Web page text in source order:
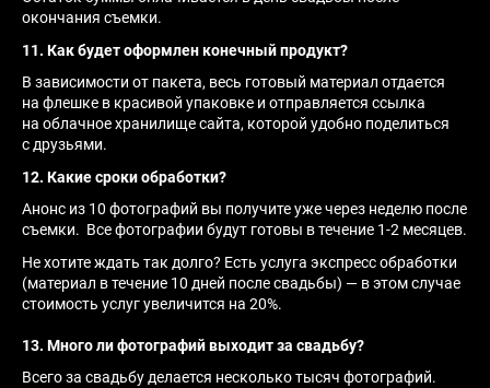
окончания съемки.
11. Как будет оформлен конечный продукт?
В зависимости от пакета, весь готовый материал отдается
на флешке в красивой упаковке и отправляется ссылка
на облачное хранилище сайта, которой удобно поделиться
с друзьями.
12. Какие сроки обработки?
Анонс из 10 фотографий вы получите уже через неделю после
съемки. Все фотографии будут готовы в течение 1-2 месяцев.
Не хотите ждать так долго? Есть услуга экспресс обработки
(материал в течение 10 дней после свадьбы) — в этом случае
стоимость услуг увеличится на 20%.
13. Много ли фотографий выходит за свадьбу?
Всего за свадьбу делается несколько тысяч фотографий.